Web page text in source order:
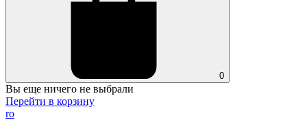
0
Вы еще ничего не выбрали
Перейти в корзину
ro